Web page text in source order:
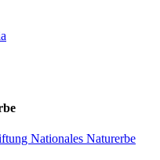
Nationales Naturerbe